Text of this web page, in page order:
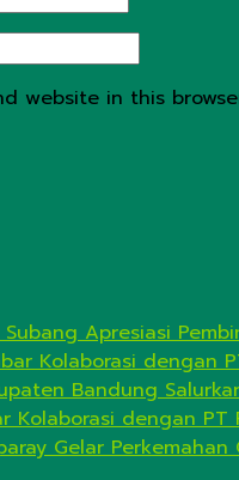
website in this
Subang Apresiasi
Kolaborasi dengan
Bandung
Kolaborasi dengan
Gelar